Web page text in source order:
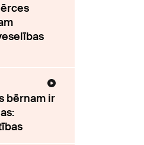
bērnam ir